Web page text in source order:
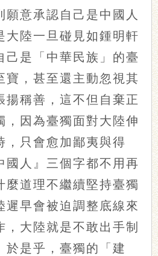
願意承認自己是中國人
大陸一旦碰見如鍾明軒
己是「中華民族」的臺
寶，甚至還主動忽視其
揚稱善，這不但自棄正
，因為臺獨面對大陸伸
，只會愈加鄙夷與得
國人』三個字都不用再
麼道理不繼續堅持臺獨
遲早會被迫調整底線來
，大陸就是不敢出手制
於是乎，臺獨的「建